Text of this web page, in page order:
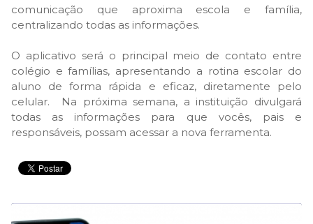
comunicação que aproxima escola e família,
centralizando todas as informações.
O aplicativo será o principal meio de contato entre
colégio e famílias, apresentando a rotina escolar do
aluno de forma rápida e eficaz, diretamente pelo
celular. Na próxima semana, a instituição divulgará
todas as informações para que vocês, pais e
responsáveis, possam acessar a nova ferramenta.